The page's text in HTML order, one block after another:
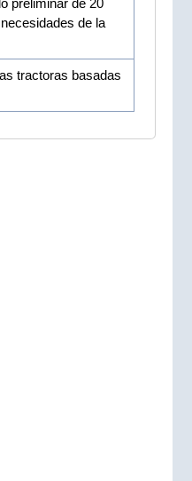
de la
tractoras basadas